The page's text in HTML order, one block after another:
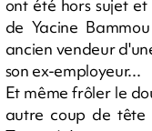
ont été hors sujet
de Yacine
ancien vendeur
son ex-employeur...
Et même frôler le
autre coup de tête